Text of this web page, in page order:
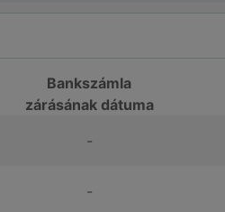
Bankszámla
zárásának dátuma
-
-